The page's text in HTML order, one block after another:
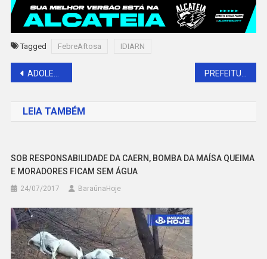
Tagged FebreAftosa IDIARN
Navegação
Post
ADOLESCENTE MORRE EM ACIDENTE DE TRÂNSITO NA RN015 PREFEITURA DE BARAÚNA ENTREGA MAIS UMA ESCOLA REVITALIZADA E CLIMATIZADA
LEIA TAMBÉM
SOB RESPONSABILIDADE DA CAERN, BOMBA DA MAÍSA QUEIMA
E MORADORES FICAM SEM ÁGUA
24/07/2017 BaraúnaHoje